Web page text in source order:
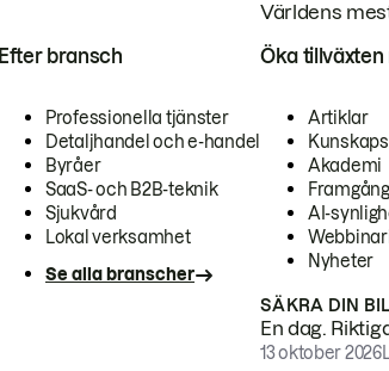
Världens
Efter bransch
Professionella tjänster
Detaljhandel och e-handel
Byråer
SaaS- och B2B-teknik
Sjukvård
Lokal verksamhet
Se alla branscher
Öka
Artiklar
Akademi
AI-
Nyheter
SÄKRA DIN
En dag.
13 oktober 2026